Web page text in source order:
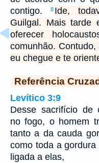
contigo.
8 Ide,
Guilgal. Mais
oferecer
comunhão.
eu chegue e te
Referência
Levítico 3:9
Desse sacrifício de
no fogo, o homem
tanto a da cauda
como toda a
ligada a elas,